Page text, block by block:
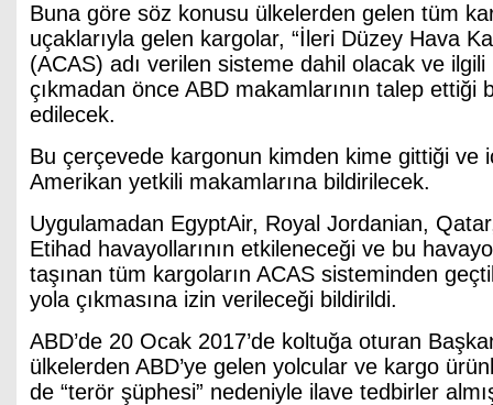
Buna göre söz konusu ülkelerden gelen tüm
uçaklarıyla gelen kargolar, “İleri Düzey Hava
(ACAS) adı verilen sisteme dahil olacak ve
çıkmadan önce ABD makamlarının talep ettiği
edilecek.
Bu çerçevede kargonun kimden kime gittiği ve
Amerikan yetkili makamlarına bildirilecek.
Uygulamadan EgyptAir, Royal Jordanian,
Etihad havayollarının etkileneceği ve bu
taşınan tüm kargoların ACAS sisteminden
yola çıkmasına izin verileceği bildirildi.
ABD’de 20 Ocak 2017’de koltuğa oturan
ülkelerden ABD’ye gelen yolcular ve kargo
de “terör şüphesi” nedeniyle ilave tedbirler